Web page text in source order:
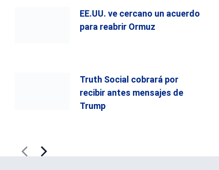
EE.UU. ve cercano un acuerdo
para reabrir Ormuz
Truth Social cobrará por
recibir antes mensajes de
Trump